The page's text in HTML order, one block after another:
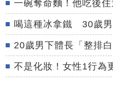
一碗奪命麵！他吃後
喝這種冰拿鐵 30歲男
20歲男下體長「整排
不是化妝！女性1行為